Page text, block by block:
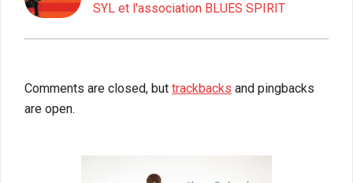
SYL et l'association BLUES SPIRIT
Comments are closed, but trackbacks and pingbacks
are open.